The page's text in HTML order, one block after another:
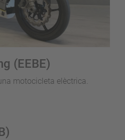
(EEBE)
motocicleta elèctrica.